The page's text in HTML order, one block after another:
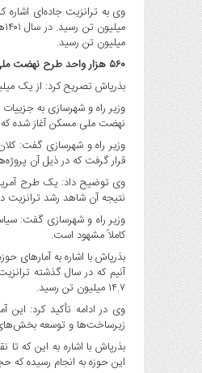
سیاسی
و
بین
الملل
نگاه
روز
گوناگون
میلیون تن رسید.
۵۶۰ هزار واحد طرح نهضت ملی مسکن تحویل مردم شده است
بذرپاش تصریح کرد: از یک میلیون
نهضت ملی مسکن آغاز شده که ۵۶۰ هزار واحد مسکونی تحویل مردم شده است.
وزیر راه و شهرسازی گفت:
قرار گرفت که در ذیل آن
وی توضیح داد: یک طرح
نتیجه آن شاهد رشد ترانزیت
وزیر راه و شهرسازی گفت:
کاملاً مشهود است.
بذرپاش با اشاره به
۱۴.۷ میلیون تن رسید.
وی در ادامه تأکید کرد: این
زیرساخت‌ها و توسعه بخش‌های
بذرپاش با اشاره به این که
این حوزه به انجام رسیده که حجم کل ترانزیت از ۱۰.۷۶ میلیون تن در سال